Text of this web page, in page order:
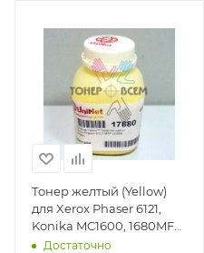
Тонер желтый (Yellow)
для Xerox Phaser 6121,
Konika MC1600, 1680MFP
(2.6k стр.)(Uninet USA) -
Достаточно